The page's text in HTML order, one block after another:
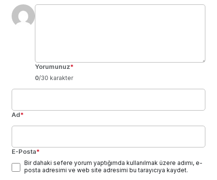
Yorumunuz*
0/30 karakter
Ad*
E-Posta*
Bir dahaki sefere yorum yaptığımda kullanılmak üzere adımı, e-
posta adresimi ve web site adresimi bu tarayıcıya kaydet.